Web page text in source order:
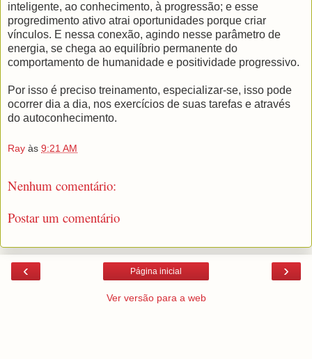
inteligente, ao conhecimento, à progressão; e esse
progredimento ativo atrai oportunidades porque criar
vínculos. E nessa conexão, agindo nesse parâmetro de
energia, se chega ao equilíbrio permanente do
comportamento de humanidade e positividade progressivo.
Por isso é preciso treinamento, especializar-se, isso pode
ocorrer dia a dia, nos exercícios de suas tarefas e através
do autoconhecimento.
Ray às 9:21 AM
Nenhum comentário:
Postar um comentário
‹ ›
Página inicial
Ver versão para a web